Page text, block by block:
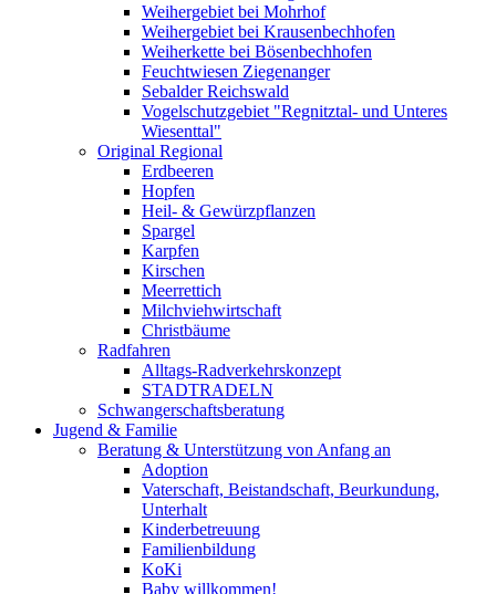
Weihergebiet bei Mohrhof
Weihergebiet bei Krausenbechhofen
Weiherkette bei Bösenbechhofen
Feuchtwiesen Ziegenanger
Sebalder Reichswald
Vogelschutzgebiet "Regnitztal- und Unteres
Wiesenttal"
Original Regional
Erdbeeren
Hopfen
Heil- & Gewürzpflanzen
Spargel
Karpfen
Kirschen
Meerrettich
Milchviehwirtschaft
Christbäume
Radfahren
Alltags-Radverkehrskonzept
STADTRADELN
Schwangerschaftsberatung
Jugend & Familie
Beratung & Unterstützung von Anfang an
Adoption
Vaterschaft, Beistandschaft, Beurkundung,
Unterhalt
Kinderbetreuung
Familienbildung
KoKi
Baby willkommen!